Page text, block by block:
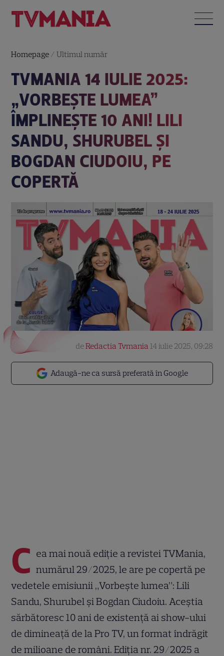
Homepage /Ultimul număr
TVMANIA 14 IULIE 2025:
„VORBEȘTE LUMEA”
ÎMPLINEȘTE 10 ANI! LILI
SANDU, SHURUBEL ȘI
BOGDAN CIUDOIU, PE
COPERTĂ
Adaugă-ne ca sursă preferată în Google
deRedactia Tvmania 14 iulie 2025, 09:28
C ea mai nouă ediție a revistei TVMania,
numărul 29/2025, le are pe copertă pe
vedetele emisiunii „Vorbește lumea”: Lili
Sandu, Shurubel și Bogdan Ciudoiu. Aceștia
sărbătoresc 10 ani de existență ai show-ului
de dimineață de la Pro TV, un format îndrăgit
de milioane de români. Ediția nr. 29/2025 a